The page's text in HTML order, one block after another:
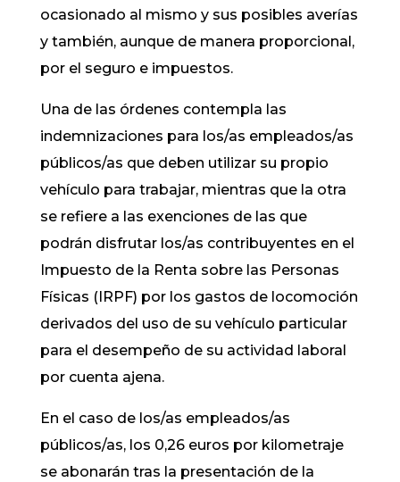
ocasionado al mismo y sus posibles averías
y también, aunque de manera proporcional,
por el seguro e impuestos.
Una de las órdenes contempla las
indemnizaciones para los/as empleados/as
públicos/as que deben utilizar su propio
vehículo para trabajar, mientras que la otra
se refiere a las exenciones de las que
podrán disfrutar los/as contribuyentes en el
Impuesto de la Renta sobre las Personas
Físicas (IRPF) por los gastos de locomoción
derivados del uso de su vehículo particular
para el desempeño de su actividad laboral
por cuenta ajena.
En el caso de los/as empleados/as
públicos/as, los 0,26 euros por kilometraje
se abonarán tras la presentación de la